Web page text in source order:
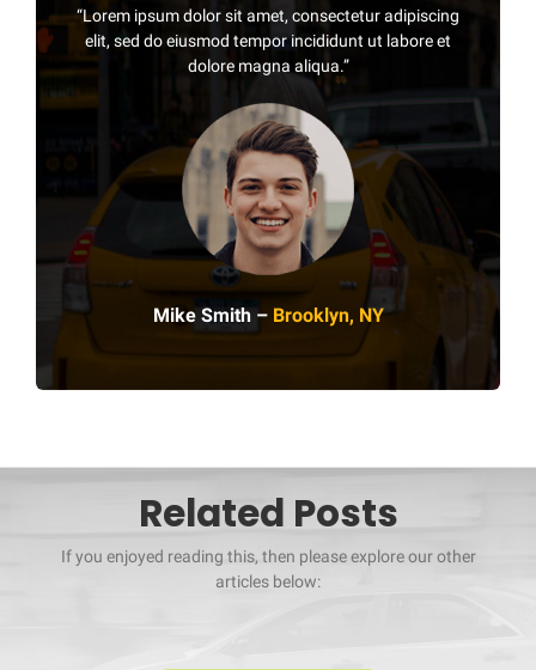
“Lorem ipsum dolor sit amet, consectetur adipiscing
elit, sed do eiusmod tempor incididunt ut labore et
dolore magna aliqua.”
Mike Smith – Brooklyn, NY
Related Posts
If you enjoyed reading this, then please explore our other
articles below: